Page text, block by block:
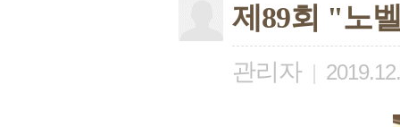
제89회 "노
관리자 |